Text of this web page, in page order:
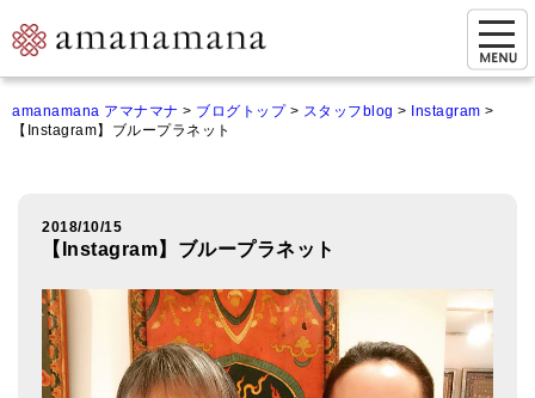
ご来店&購入
オンライン相談&購入
シンギングボウル講座
倍音呼吸法レッスン
amanamana アマナマナ > ブログトップ> スタッフblog > Instagram >
【Instagram】ブループラネット
2018/10/15
【Instagram】ブループラネット